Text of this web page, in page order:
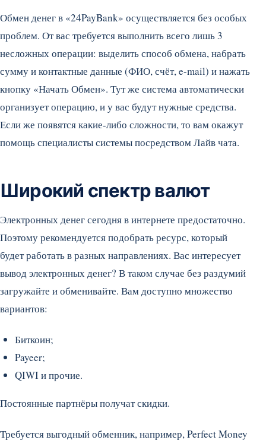
Обмен денег в «24PayBank» осуществляется без особых
проблем. От вас требуется выполнить всего лишь 3
несложных операции: выделить способ обмена, набрать
сумму и контактные данные (ФИО, счёт, e-mail) и нажать
кнопку «Начать Обмен». Тут же система автоматически
организует операцию, и у вас будут нужные средства.
Если же появятся какие-либо сложности, то вам окажут
помощь специалисты системы посредством Лайв чата.
Широкий спектр валют
Электронных денег сегодня в интернете предостаточно.
Поэтому рекомендуется подобрать ресурс, который
будет работать в разных направлениях. Вас интересует
вывод электронных денег? В таком случае без раздумий
загружайте и обменивайте. Вам доступно множество
вариантов:
Биткоин;
Payeer;
QIWI и прочие.
Постоянные партнёры получат скидки.
Требуется выгодный обменник, например, Perfect Money